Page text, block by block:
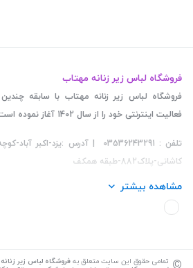
فروشگاه لباس زیر زنانه مهتاب
فروشگاه لباس زیر زنانه مهتاب با سابقه
فعالیت اینترنتی خود را از سال 1402 آغاز نموده است
کاشانی-پلاک882-طبقه همکف
مشاهده بیشتر
تمامی حقوق این سایت متعلق بهفروشگاه لباس زیر